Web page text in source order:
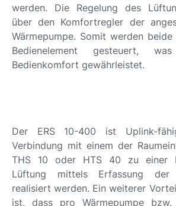
werden. Die Regelung des
über den Komfortregler der
Wärmepumpe. Somit werden
Bedienelement gesteuert,
Bedienkomfort gewährleistet.
Der ERS 10-400 ist Uplink-
Verbindung mit einem der
THS 10 oder HTS 40 zu einer
Lüftung mittels Erfassung der
realisiert werden. Ein weiterer
ist, dass pro Wärmepumpe bzw.